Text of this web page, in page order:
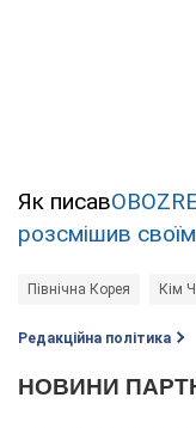
Як писав
розсмішив
Північна Корея Кім
Редакційна політика